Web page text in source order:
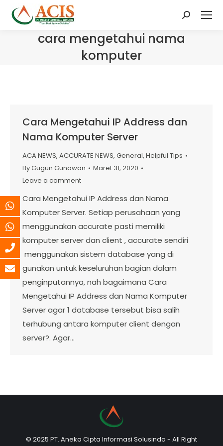
Search:
cara mengetahui nama
komputer
Cara Mengetahui IP Address dan
Nama Komputer Server
ACA NEWS, ACCURATE NEWS, General, Helpful Tips
ByGugun Gunawan
Maret 31, 2020
Leave a comment
Cara Mengetahui IP Address dan Nama
Komputer Server. Setiap perusahaan yang
menggunakan accurate pasti memiliki
komputer server dan client , accurate sendiri
menggunakan sistem database yang di
gunakan untuk keseluruhan bagian dalam
penginputannya, nah bagaimana Cara
Mengetahui IP Address dan Nama Komputer
Server agar 1 database tersebut bisa salih
terhubung antara komputer client dengan
server?. Agar…
© 2025 PT. Aneka Cipta Informasi Solusindo - All Right